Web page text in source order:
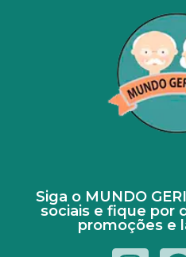
Siga o MUNDO
sociais e fique por
promoções e